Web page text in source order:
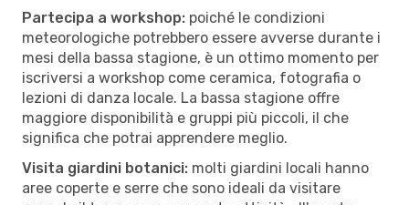
Partecipa a workshop: poiché le condizioni
meteorologiche potrebbero essere avverse durante i
mesi della bassa stagione, è un ottimo momento per
iscriversi a workshop come ceramica, fotografia o
lezioni di danza locale. La bassa stagione offre
maggiore disponibilità e gruppi più piccoli, il che
significa che potrai apprendere meglio.
Visita giardini botanici: molti giardini locali hanno
aree coperte e serre che sono ideali da visitare